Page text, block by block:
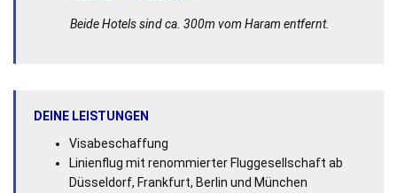
Beide Hotels sind ca. 300m vom Haram entfernt.
DEINE LEISTUNGEN
Visabeschaffung
Linienflug mit renommierter Fluggesellschaft ab
Düsseldorf, Frankfurt, Berlin und München